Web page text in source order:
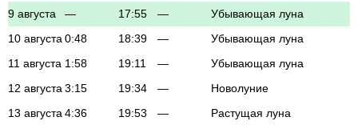
9 августа
— 17:55 —
Убывающая луна
10 августа 0:48 18:39 —
Убывающая луна
11 августа 1:58 19:11 —
Убывающая луна
12 августа 3:15 19:34 —
Новолуние
13 августа 4:36 19:53 —
Растущая луна